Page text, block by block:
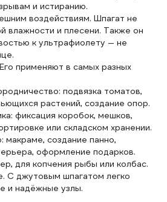
и истиранию.
воздействиям. Шпагат не
влажности и плесени. Также он
к ультрафиолету — не
применяют в самых разных
подвязка томатов,
растений, создание опор.
фиксация коробок, мешков,
или складском хранении.
макраме, создание панно,
оформление подарков.
для копчения рыбы или колбас.
С джутовым шпагатом легко
и надёжные узлы.